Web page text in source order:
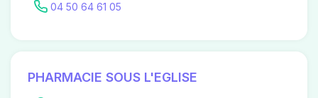
04 50 64 61 05
PHARMACIE SOUS L'EGLISE